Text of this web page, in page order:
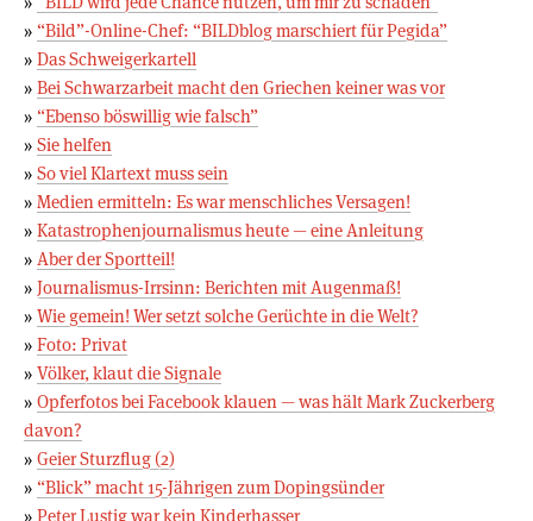
» “Bild”-Online-Chef: “BILDblog marschiert für Pegida”
» Das Schweigerkartell
» Bei Schwarzarbeit macht den Griechen keiner was vor
» “Ebenso böswillig wie falsch”
» Sie helfen
» So viel Klartext muss sein
» Medien ermitteln: Es war menschliches Versagen!
» Katastrophenjournalismus heute — eine Anleitung
» Aber der Sportteil!
» Journalismus-Irrsinn: Berichten mit Augenmaß!
» Wie gemein! Wer setzt solche Gerüchte in die Welt?
» Foto: Privat
» Völker, klaut die Signale
» Opferfotos bei Facebook klauen — was hält Mark Zuckerberg
davon?
» Geier Sturzflug (2)
» “Blick” macht 15-Jährigen zum Dopingsünder
» Peter Lustig war kein Kinderhasser